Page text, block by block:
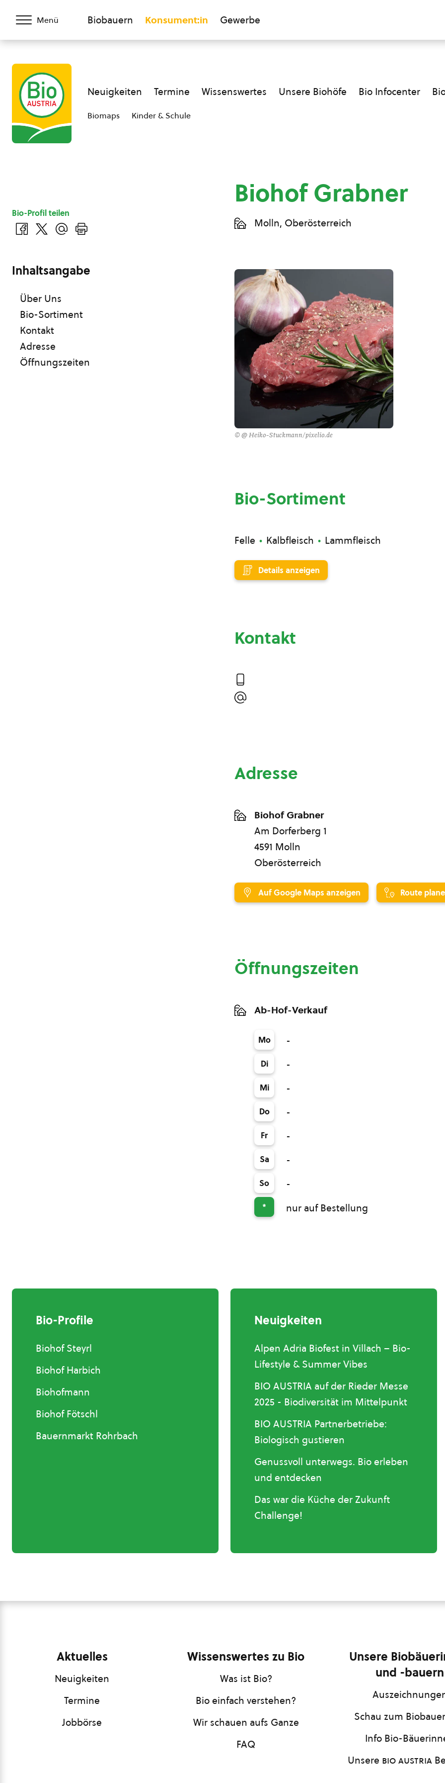
Menü Biobauern Konsument:in Gewerbe
Neuigkeiten Termine Wissenswertes Unsere Biohöfe Bio Infocenter
Biomaps Kinder & Schule
Biohof Grabner
Molln, Oberösterreich
© @ Heiko-Stuckmann/pixelio.de
Bio-Sortiment
Felle Kalbfleisch Lammfleisch
Details anzeigen
Kontakt
Adresse
Biohof Grabner
Am Dorferberg 1
4591 Molln
Oberösterreich
Auf Google Maps anzeigen Route
Öffnungszeiten
Ab-Hof-Verkauf
Mo -
Di -
Mi -
Do -
Fr -
Sa -
So -
* nur auf Bestellung
Bio-Profil teilen
Inhaltsangabe
Über Uns
Bio-Sortiment
Kontakt
Adresse
Öffnungszeiten
Bio-Profile
Biohof Steyrl
Biohof Harbich
Biohofmann
Biohof Fötschl
Bauernmarkt Rohrbach
Neuigkeiten
Alpen Adria Biofest in Villach – Bio-
Lifestyle & Summer Vibes
BIO AUSTRIA auf der Rieder Messe
2025 - Biodiversität im Mittelpunkt
BIO AUSTRIA Partnerbetriebe:
Biologisch gustieren
Genussvoll unterwegs. Bio erleben
und entdecken
Das war die Küche der Zukunft
Challenge!
Aktuelles
Neuigkeiten
Termine
Jobbörse
Wissenswertes zu Bio
Was ist Bio?
Bio einfach verstehen?
Wir schauen aufs Ganze
FAQ
Unsere
und -bauern
Schau zum
Info Bio-
Unsere bio austria